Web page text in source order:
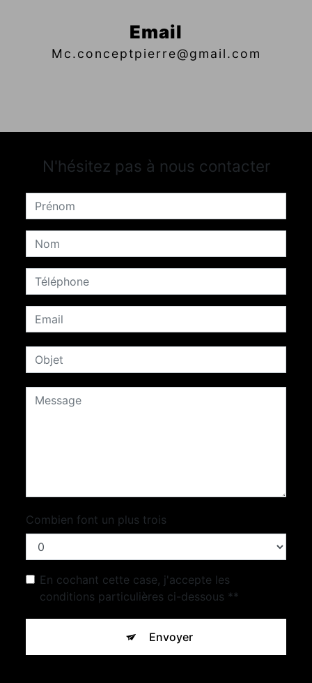
Email
mc.conceptpierre@gmail.com
N'hésitez pas à nous contacter
Combien font un plus trois
En cochant cette case, j'accepte les
conditions particulières ci-dessous **
Envoyer